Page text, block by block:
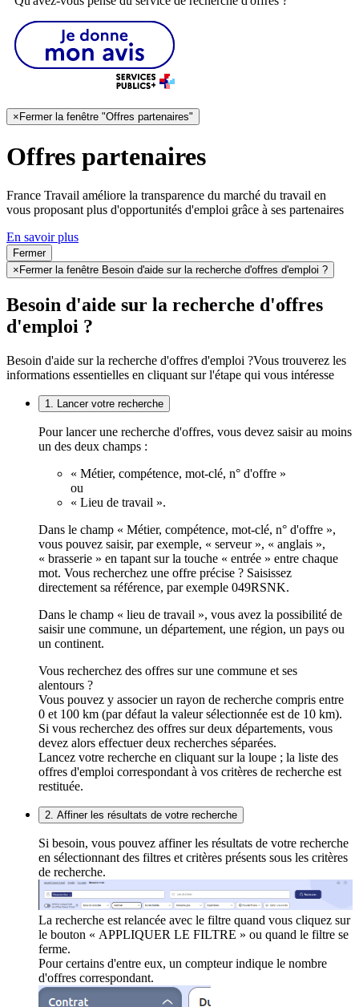
×Fermer la fenêtre "Offres partenaires"
Offres partenaires
France Travail améliore la transparence du marché du travail en
vous proposant plus d'opportunités d'emploi grâce à ses partenaires
En savoir plus
Fermer
× Fermer la fenêtre Besoin d'aide sur la recherche d'offres d'emploi ?
Besoin d'aide sur la recherche d'offres
d'emploi ?
Besoin d'aide sur la recherche d'offres d'emploi ?Vous trouverez les
informations essentielles en cliquant sur l'étape qui vous intéresse
1. Lancer votre recherche
Pour lancer une recherche d'offres, vous devez saisir au moins
un des deux champs :
« Métier, compétence, mot-clé, n° d'offre »
ou
« Lieu de travail ».
Dans le champ « Métier, compétence, mot-clé, n° d'offre »,
vous pouvez saisir, par exemple, « serveur », « anglais »,
« brasserie » en tapant sur la touche « entrée » entre chaque
mot. Vous recherchez une offre précise ? Saisissez
directement sa référence, par exemple 049RSNK.
Dans le champ « lieu de travail », vous avez la possibilité de
saisir une commune, un département, une région, un pays ou
un continent.
Vous recherchez des offres sur une commune et ses
alentours ?
Vous pouvez y associer un rayon de recherche compris entre
0 et 100 km (par défaut la valeur sélectionnée est de 10 km).
Si vous recherchez des offres sur deux départements, vous
devez alors effectuer deux recherches séparées.
Lancez votre recherche en cliquant sur la loupe ; la liste des
offres d'emploi correspondant à vos critères de recherche est
restituée.
2. Affiner les résultats de votre recherche
Si besoin, vous pouvez affiner les résultats de votre recherche
en sélectionnant des filtres et critères présents sous les critères
de recherche.
La recherche est relancée avec le filtre quand vous cliquez sur
le bouton « APPLIQUER LE FILTRE » ou quand le filtre se
ferme.
Pour certains d'entre eux, un compteur indique le nombre
d'offres correspondant.